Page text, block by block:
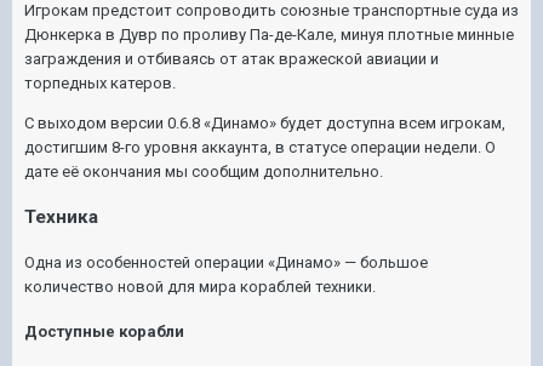
Игрокам предстоит сопроводить союзные транспортные суда из
Дюнкерка в Дувр по проливу Па-де-Кале, минуя плотные минные
заграждения и отбиваясь от атак вражеской авиации и
торпедных катеров.
С выходом версии 0.6.8 «Динамо» будет доступна всем игрокам,
достигшим 8-го уровня аккаунта, в статусе операции недели. О
дате её окончания мы сообщим дополнительно.
Техника
Одна из особенностей операции «Динамо» — большое
количество новой для мира кораблей техники.
Доступные корабли